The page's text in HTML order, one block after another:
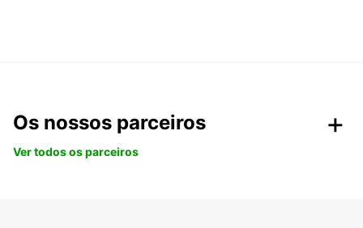
Os nossos parceiros
Ver todos os parceiros